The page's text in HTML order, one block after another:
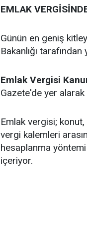
EMLAK
Günün en geniş
Bakanlığı tarafından
Emlak Vergisi
Gazete'de yer
Emlak vergisi;
vergi kalemleri
hesaplanma
içeriyor.